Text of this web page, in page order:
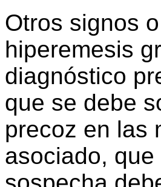
Otros signos
hiperemesis
diagnóstico
que se debe
precoz en las
asociado,